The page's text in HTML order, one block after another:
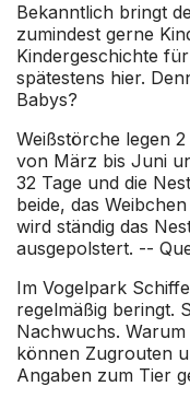
Bekanntlich bringt
zumindest gerne
Kindergeschichte
spätestens hier.
Babys?
Weißstörche legen
von März bis Juni
32 Tage und die
beide, das
wird ständig das
ausgepolstert. --
Im Vogelpark
regelmäßig beringt.
Nachwuchs.
können Zugrouten
Angaben zum Tier